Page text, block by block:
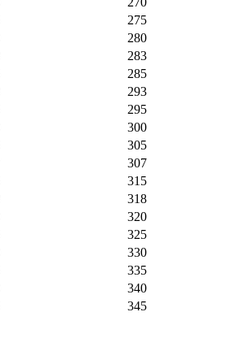
275
280
283
285
293
295
300
305
307
315
318
320
325
330
335
340
345